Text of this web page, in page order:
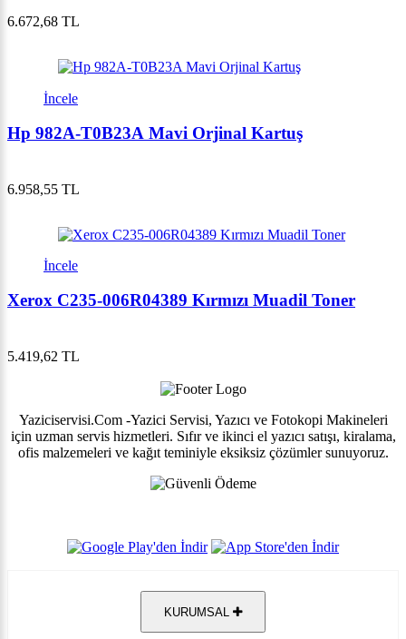
6.672,68 TL
İncele
Hp 982A-T0B23A Mavi Orjinal Kartuş
6.958,55 TL
İncele
Xerox C235-006R04389 Kırmızı Muadil Toner
5.419,62 TL
Yaziciservisi.Com -Yazici Servisi, Yazıcı ve Fotokopi Makineleri
için uzman servis hizmetleri. Sıfır ve ikinci el yazıcı satışı, kiralama,
ofis malzemeleri ve kağıt teminiyle eksiksiz çözümler sunuyoruz.
KURUMSAL